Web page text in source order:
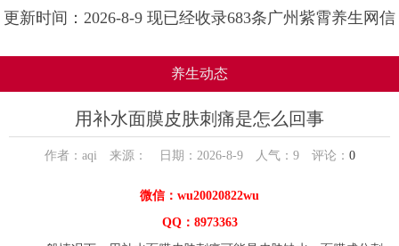
更新时间：2026-8-9 现已经收录683条广州紫霄养生网信
养生动态
用补水面膜皮肤刺痛是怎么回事
作者：aqi 来源： 日期：2026-8-9 人气： 9评论： 0
微信：wu20020822wu
QQ：8973363